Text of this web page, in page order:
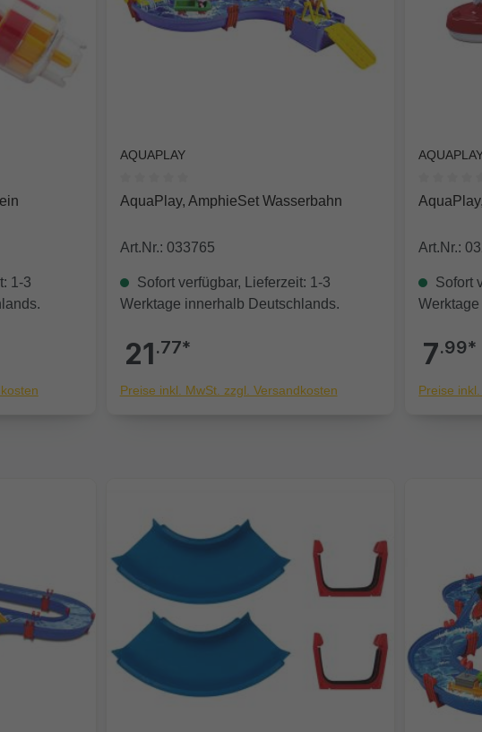
von 0 von 5 Sternen
1-3
AQUAPLAY
Durchschnittliche Bewertung von 0 von 5 Sternen
AquaPlay, AmphieSet Wasserbahn
Art.Nr.: 033765
Sofort verfügbar, Lieferzeit: 1-3
Werktage innerhalb Deutschlands.
21.77*
Preise inkl. MwSt. zzgl. Versandkosten
Art.Nr.:
Sofort
7.99*
Preise